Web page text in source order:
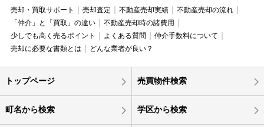
売却・買取サポート 売却査定 不動産売却実績
不動産売却の流れ
「仲介」と「買取」の違い
不動産売却時の諸費用
少しでも高く売るポイント
よくある質問
仲介手数料について
売却に必要な書類とは
どんな業者が良い？
トップページ 売買物件検索
町名から検索 学区から検索